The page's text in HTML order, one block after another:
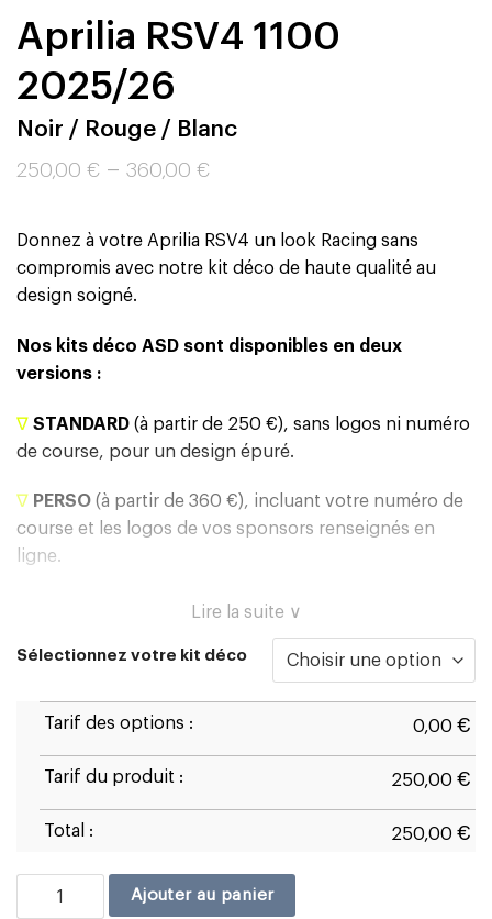
Aprilia RSV4 1100
2025/26
Noir / Rouge / Blanc
250,00 € – 360,00 €
Donnez à votre Aprilia RSV4 un look Racing sans
compromis avec notre kit déco de haute qualité au
design soigné.
Nos kits déco ASD sont disponibles en deux
versions :
∇ STANDARD (à partir de 250 €), sans logos ni numéro
de course, pour un design épuré.
∇ PERSO (à partir de 360 €), incluant votre numéro de
course et les logos de vos sponsors renseignés en
ligne.
Lire la suite ∨
Sélectionnez votre kit déco
Tarif des options : 0,00 €
Tarif du produit : 250,00 €
Total : 250,00 €
quantité de Aprilia RSV4 1100 2025/26
Ajouter au panier